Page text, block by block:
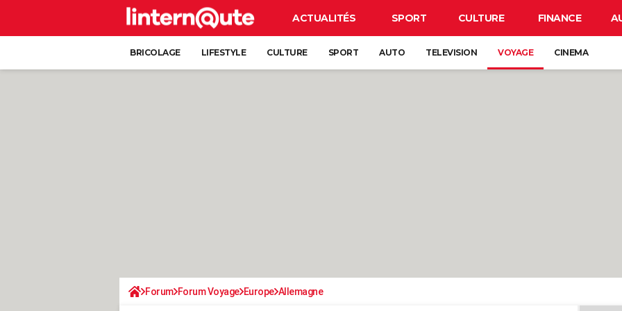
ACTUALITÉS SPORT CULTURE FINANCE
BRICOLAGE LIFESTYLE CULTURE SPORT AUTO TELEVISION VOYAGE CINEMA
Forum Forum Voyage Europe Allemagne